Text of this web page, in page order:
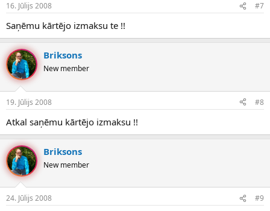
16. Jūlijs 2008 #7
Saņēmu kārtējo izmaksu te !!
Briksons
New member
19. Jūlijs 2008 #8
Atkal saņēmu kārtējo izmaksu !!
Briksons
New member
24. Jūlijs 2008 #9